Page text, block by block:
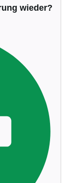
wieder?